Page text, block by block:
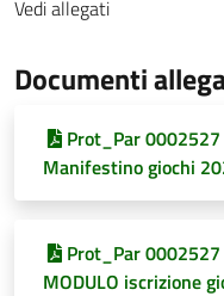
Vedi allegati
Documenti
Prot_Par
Manifestino giochi
Prot_Par
MODULO iscrizione